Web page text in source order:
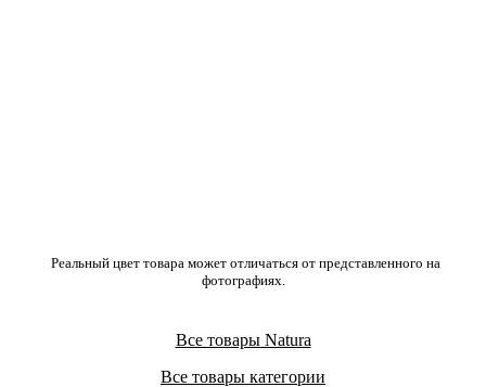
Реальный цвет товара может отличаться от представленного на
фотографиях.
Все товары Natura
Все товары категории